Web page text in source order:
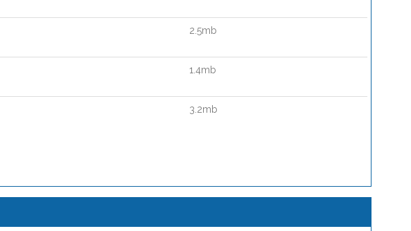
2.5mb
1.4mb
3.2mb